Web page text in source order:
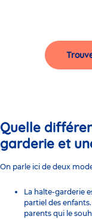
Quelle
garderie et
On parle ici de deux
La halte-garderie
partiel des
parents qui le